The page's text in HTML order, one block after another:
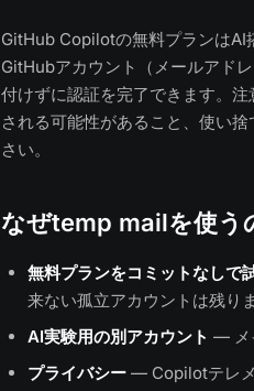
GitHub Copilotの無料プランはAI
GitHubアカウント（メールアド
付けずに認証を完了できます。
される可能性があること、使い
さい。
なぜtemp mailを使う
無料プランをコミットなしで
来ない孤立アカウントは残り
AI実験用の別アカウント — メ
プライバシー — Copilotテレ